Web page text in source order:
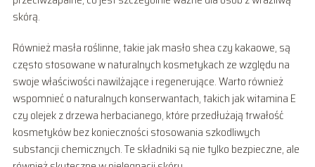
skórą.
Również masła roślinne, takie jak masło shea czy kakaowe, są
często stosowane w naturalnych kosmetykach ze względu na
swoje właściwości nawilżające i regenerujące. Warto również
wspomnieć o naturalnych konserwantach, takich jak witamina E
czy olejek z drzewa herbacianego, które przedłużają trwałość
kosmetyków bez konieczności stosowania szkodliwych
substancji chemicznych. Te składniki są nie tylko bezpieczne, ale